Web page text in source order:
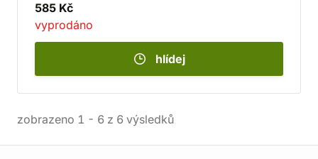
585 Kč
vyprodáno
hlídej
zobrazeno 1 - 6 z 6 výsledků